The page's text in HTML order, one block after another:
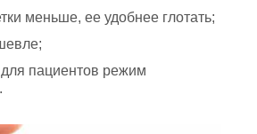
меньше, ее удобнее глотать;
пациентов режим